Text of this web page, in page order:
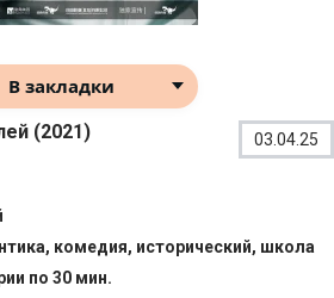
В закладки
(2021) 03.04.25
комедия, исторический, школа
по 30 мин.